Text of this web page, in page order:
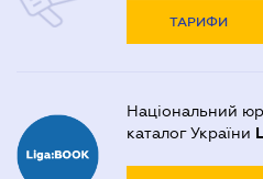
ТАРИФИ
Національний
каталог України